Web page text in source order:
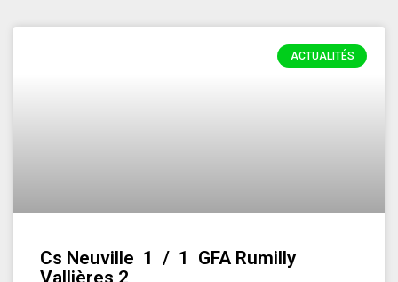
ACTUALITÉS
Cs Neuville 1 / 1 GFA Rumilly
Vallières 2